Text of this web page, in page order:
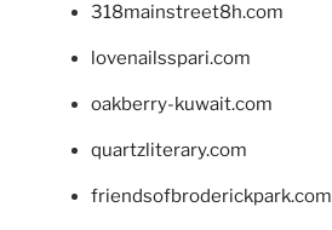
318mainstreet8h.com
lovenailsspari.com
oakberry-kuwait.com
quartzliterary.com
friendsofbroderickpark.com